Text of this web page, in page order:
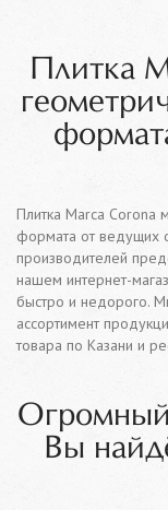
Плитка
Плитка Marca Corona
формата от ведущих
производителей
нашем интернет-
быстро и недорого.
ассортимент
товара по Казани и
Огромный
Вы